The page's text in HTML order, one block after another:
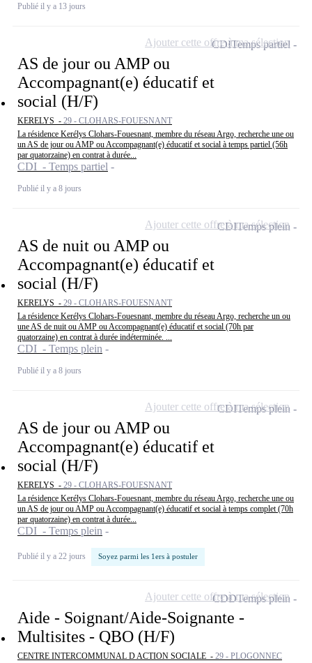
Publié il y a 13 jours
AS de jour ou AMP ou
Accompagnant(e) éducatif et
social (H/F)
KERELYS - 29 - CLOHARS-FOUESNANT
La résidence Kerélys Clohars-Fouesnant, membre du réseau Argo, recherche une ou
un AS de jour ou AMP ou Accompagnant(e) éducatif et social à temps partiel (56h
par quatorzaine) en contrat à durée...
CDI - Temps partiel
Publié il y a 8 jours
CDITemps partiel
Ajouter cette offre à ma sélection
AS de nuit ou AMP ou
Accompagnant(e) éducatif et
social (H/F)
KERELYS - 29 - CLOHARS-FOUESNANT
La résidence Kerélys Clohars-Fouesnant, membre du réseau Argo, recherche un ou
une AS de nuit ou AMP ou Accompagnant(e) éducatif et social (70h par
quatorzaine) en contrat à durée indéterminée. ...
CDI - Temps plein
Publié il y a 8 jours
CDITemps plein
Ajouter cette offre à ma sélection
AS de jour ou AMP ou
Accompagnant(e) éducatif et
social (H/F)
KERELYS - 29 - CLOHARS-FOUESNANT
La résidence Kerélys Clohars-Fouesnant, membre du réseau Argo, recherche une ou
un AS de jour ou AMP ou Accompagnant(e) éducatif et social à temps complet (70h
par quatorzaine) en contrat à durée...
CDI - Temps plein
Publié il y a 22 jours Soyez parmi les 1ers à postuler
CDITemps plein
Ajouter cette offre à ma sélection
Aide - Soignant/Aide-Soignante -
Multisites - QBO (H/F)
CENTRE INTERCOMMUNAL D ACTION SOCIALE - 29 - PLOGONNEC
CDDTemps plein
Ajouter cette offre à ma sélection